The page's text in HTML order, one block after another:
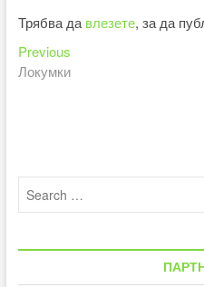
Трябва да влезете, за да
Навигация
PreviousPrevious
post:
Локумки